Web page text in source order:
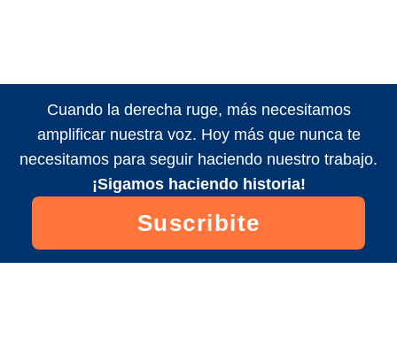
Cuando la derecha ruge, más necesitamos
amplificar nuestra voz. Hoy más que nunca te
necesitamos para seguir haciendo nuestro trabajo.
¡Sigamos haciendo historia!
Suscribite